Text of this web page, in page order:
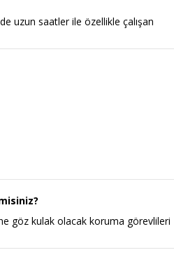
uzun saatler ile özellikle çalışan
göz kulak olacak koruma görevlileri